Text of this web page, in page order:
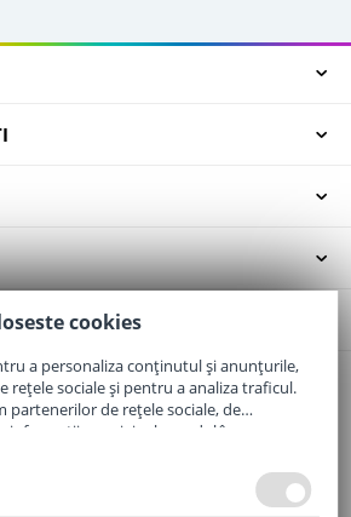
20, Oradea, Jud. Bihor
cookies
a personaliza conținutul și anunțurile,
rețele sociale și pentru a analiza traficul.
partenerilor de rețele sociale, de
informații cu privire la modul în care
le pot combina cu alte informații